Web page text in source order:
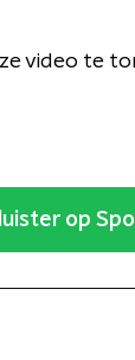
video te
op